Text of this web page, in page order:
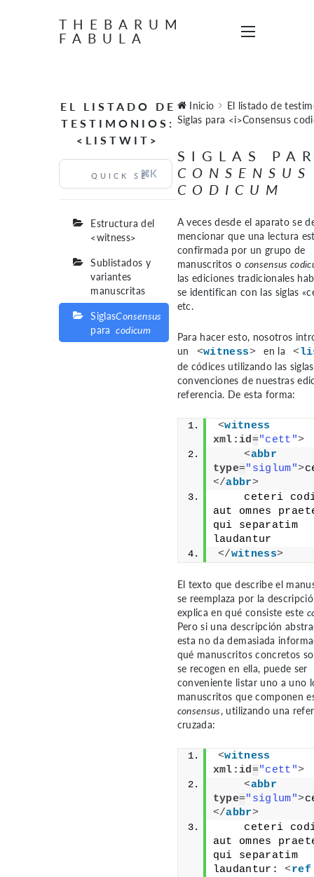
THEBARUM
FABULA
EL LISTADO DE
TESTIMONIOS:
<LISTWIT>
⌘K
Estructura del
<witness>
Sublistados y
variantes
manuscritas
Siglas
para
Consensus
codicum
Inicio
El listado de
Siglas para <i>Consensus
SIGLAS
CONSENSUS
CODICUM
A veces desde el aparato se
mencionar que una lectura
confirmada por un grupo de
manuscritos o consensus
las ediciones tradicionales
se identifican con las siglas
etc.
Para hacer esto, nosotros
un
<witness> en la <
de códices utilizando las
convenciones de nuestras
referencia. De esta forma:
<witness
xml:id="cett">
<abbr
type="siglum">
</abbr>
ceteri
aut omnes
qui separatim
laudantur
</witness>
El texto que describe el
se reemplaza por la
explica en qué consiste este
Pero si una descripción
esta no da demasiada
qué manuscritos concretos
se recogen en ella, puede ser
conveniente listar uno a uno
manuscritos que componen
consensus, utilizando una
cruzada:
<witness
xml:id="cett">
<abbr
type="siglum">
</abbr>
ceteri
aut omnes
qui separatim
laudantur: <ref